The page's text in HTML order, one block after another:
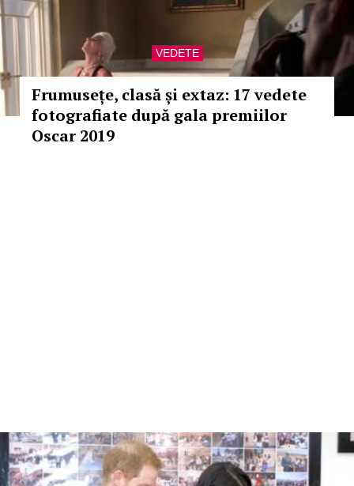
VEDETE
Frumusețe, clasă și extaz: 17 vedete
fotografiate după gala premiilor
Oscar 2019